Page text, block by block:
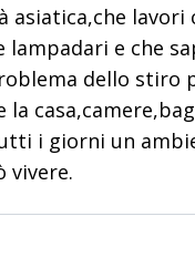
lavori
e che
dello stiro
i giorni un
vivere.